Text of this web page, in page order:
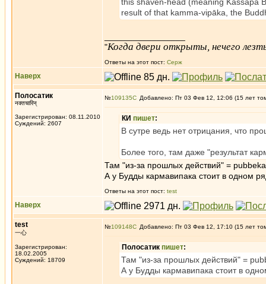
result of that kamma-vipāka, the
"Когда двери открыты, нечего
Ответы на этот пост: Серж
Наверх
Полосатик
नक्तचारिन्
Зарегистрирован: 08.11.2010
Суждений: 2607
№109135 Добавлено: Пт 03 Фев 12, 12:06 (15 лет
КИ пишет:
В сутре ведь нет отрицания, что
Более того, там даже "результат
Там "из-за прошлых действий" =
А у Будды кармавипака стоит в одном
Ответы на этот пост: test
Наверх
test
一心
Зарегистрирован:
18.02.2005
Суждений: 18709
№109148 Добавлено: Пт 03 Фев 12, 17:10 (15 лет
Полосатик пишет:
Там "из-за прошлых действий" =
А у Будды кармавипака стоит в